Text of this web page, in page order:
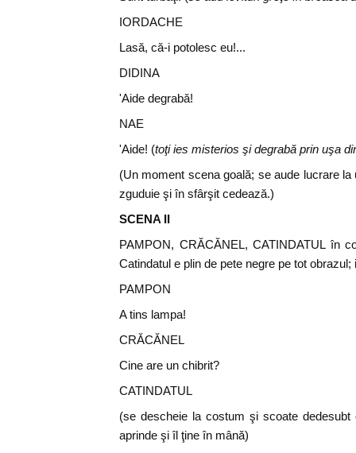
IORDACHE
Lasă, că-i potolesc eu!...
DIDINA
'Aide degrabă!
NAE
'Aide! (toţi ies misterios şi degrabă prin uşa
(Un moment scena goală; se aude lucrare
zguduie şi în sfârşit cedează.)
SCENA II
PAMPON, CRĂCĂNEL, CATINDATUL în
Catindatul e plin de pete negre pe tot obrazul;
PAMPON
A tins lampa!
CRĂCĂNEL
Cine are un chibrit?
CATINDATUL
(se descheie la costum şi scoate
aprinde şi îl ţine în mână)